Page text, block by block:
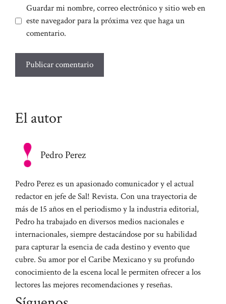
Guardar mi nombre, correo electrónico y sitio web en
este navegador para la próxima vez que haga un
comentario.
El autor
Pedro Perez
Pedro Perez es un apasionado comunicador y el actual
redactor en jefe de Sal! Revista. Con una trayectoria de
más de 15 años en el periodismo y la industria editorial,
Pedro ha trabajado en diversos medios nacionales e
internacionales, siempre destacándose por su habilidad
para capturar la esencia de cada destino y evento que
cubre. Su amor por el Caribe Mexicano y su profundo
conocimiento de la escena local le permiten ofrecer a los
lectores las mejores recomendaciones y reseñas.